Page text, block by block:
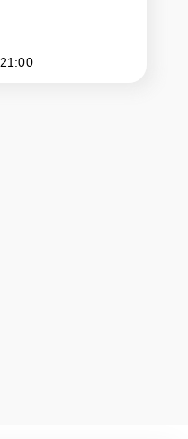
устройство на
позвонить по телефону
удобное время и
Маркса, 246.